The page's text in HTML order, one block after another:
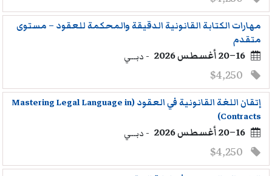
مهارات الكتابة القانونية الدقيقة والمحكمة للعقود – مستوى
متقدم
16–20 أغسطس 2026 - دبــي
إتقان اللغة القانونية في العقود (Mastering Legal Language in
Contracts)
16–20 أغسطس 2026 - دبــي